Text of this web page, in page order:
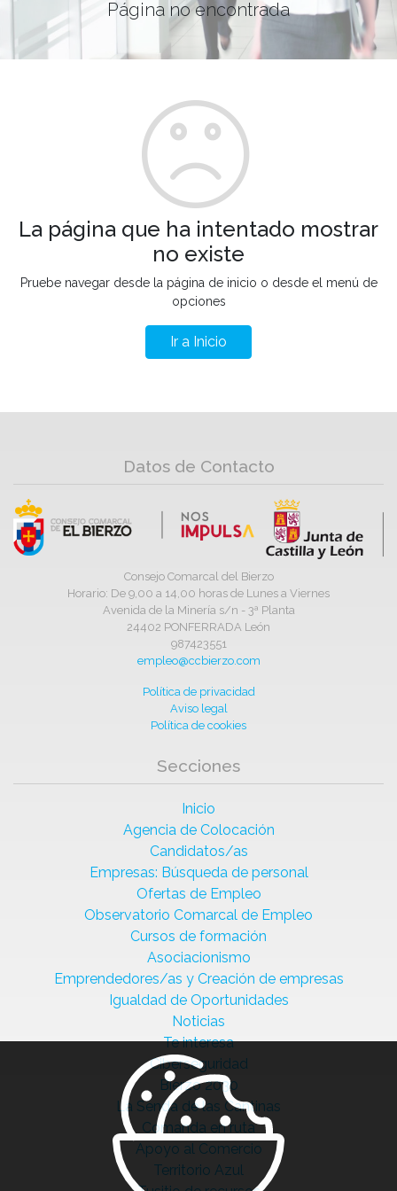
Página no encontrada
La página que ha intentado mostrar
no existe
Pruebe navegar desde la página de inicio o desde el menú de
opciones
Ir a Inicio
Datos de Contacto
Consejo Comarcal del Bierzo
Horario: De 9,00 a 14,00 horas de Lunes a Viernes
Avenida de la Minería s/n - 3ª Planta
24402 PONFERRADA León
987423551
empleo@ccbierzo.com
Política de privacidad
Aviso legal
Política de cookies
Secciones
Inicio
Agencia de Colocación
Candidatos/as
Empresas: Búsqueda de personal
Ofertas de Empleo
Observatorio Comarcal de Empleo
Cursos de formación
Asociacionismo
Emprendedores/as y Creación de empresas
Igualdad de Oportunidades
Noticias
Te interesa
Ciberseguridad
Bierzo 2030
La Senda de las Cantinas
Comanda en ruta
Apoyo al Comercio
Territorio Azul